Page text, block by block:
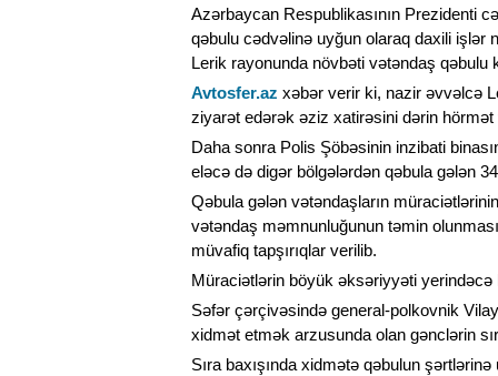
Azərbaycan Respublikasının Prezidenti
qəbulu cədvəlinə uyğun olaraq daxili
Lerik rayonunda növbəti vətəndaş qəbulu
Avtosfer.az xəbər verir ki, nazir əvvəlcə
ziyarət edərək əziz xatirəsini dərin
Daha sonra Polis Şöbəsinin inzibati
eləcə də digər bölgələrdən qəbula gələn
Qəbula gələn vətəndaşların
vətəndaş məmnunluğunun təmin
müvafiq tapşırıqlar verilib.
Müraciətlərin böyük əksəriyyəti
Səfər çərçivəsində general-polkovnik
xidmət etmək arzusunda olan gənclərin
Sıra baxışında xidmətə qəbulun